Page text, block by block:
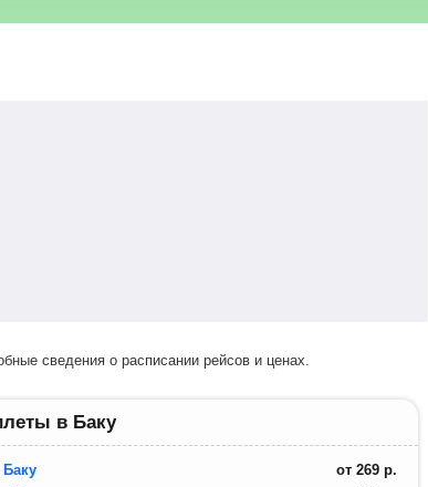
сведения о расписании рейсов и ценах.
в Баку
от 269 р.